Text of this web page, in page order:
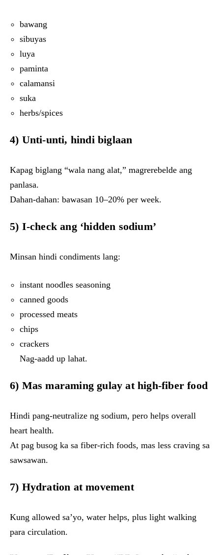
bawang
sibuyas
luya
paminta
calamansi
suka
herbs/spices
4) Unti-unti, hindi biglaan
Kapag biglang “wala nang alat,” magrerebelde ang
panlasa.
Dahan-dahan: bawasan 10–20% per week.
5) I-check ang ‘hidden sodium’
Minsan hindi condiments lang:
instant noodles seasoning
canned goods
processed meats
chips
crackers
Nag-aadd up lahat.
6) Mas maraming gulay at high-fiber food
Hindi pang-neutralize ng sodium, pero helps overall
heart health.
At pag busog ka sa fiber-rich foods, mas less craving sa
sawsawan.
7) Hydration at movement
Kung allowed sa’yo, water helps, plus light walking
para circulation.